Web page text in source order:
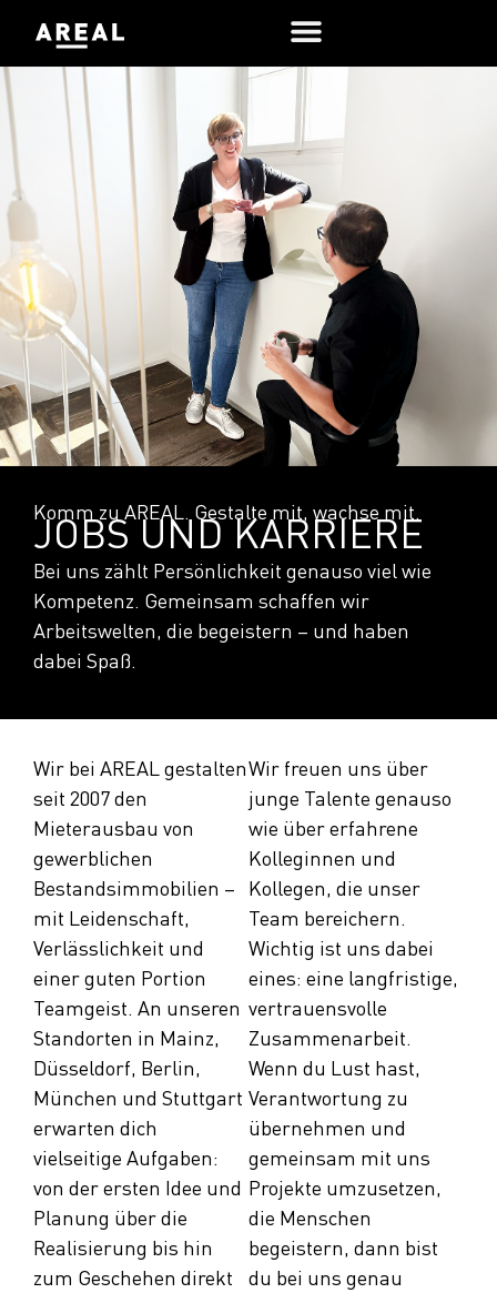
Komm zu AREAL. Gestalte mit, wachse mit.
JOBS UND KARRIERE
Bei uns zählt Persönlichkeit genauso viel wie
Kompetenz. Gemeinsam schaffen wir
Arbeitswelten, die begeistern – und haben
dabei Spaß.
Wir bei AREAL gestalten
seit 2007 den
Mieterausbau von
gewerblichen
Bestandsimmobilien –
mit Leidenschaft,
Verlässlichkeit und
einer guten Portion
Teamgeist. An unseren
Standorten in Mainz,
Düsseldorf, Berlin,
München und Stuttgart
erwarten dich
vielseitige Aufgaben:
von der ersten Idee und
Planung über die
Realisierung bis hin
zum Geschehen direkt
Wir freuen uns über
junge Talente genauso
wie über erfahrene
Kolleginnen und
Kollegen, die unser
Team bereichern.
Wichtig ist uns dabei
eines: eine langfristige,
vertrauensvolle
Zusammenarbeit.
Wenn du Lust hast,
Verantwortung zu
übernehmen und
gemeinsam mit uns
Projekte umzusetzen,
die Menschen
begeistern, dann bist
du bei uns genau